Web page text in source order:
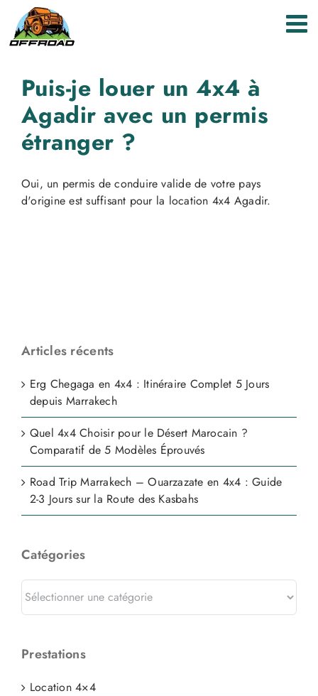
content
Puis-je louer un 4x4 à
Agadir avec un permis
étranger ?
Oui, un permis de conduire valide de votre pays
d'origine est suffisant pour la location 4x4 Agadir.
Articles récents
Erg Chegaga en 4x4 : Itinéraire Complet 5 Jours
depuis Marrakech
Quel 4x4 Choisir pour le Désert Marocain ?
Comparatif de 5 Modèles Éprouvés
Road Trip Marrakech – Ouarzazate en 4x4 : Guide
2-3 Jours sur la Route des Kasbahs
Catégories
Catégories
Prestations
Location 4×4